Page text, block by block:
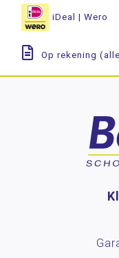
iDeal | Wero
Op rekening